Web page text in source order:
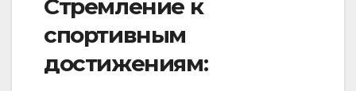
Стремление к
спортивным
достижениям: